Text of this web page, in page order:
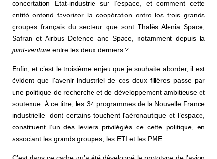
concertation État-industrie sur l’espace, et comment cette
entité entend favoriser la coopération entre les trois grands
groupes français du secteur que sont Thalès Alenia Space,
Safran et Airbus Defence and Space, notamment depuis la
joint-venture entre les deux derniers ?
Enfin, et c’est le troisième enjeu que je souhaite aborder, il est
évident que l’avenir industriel de ces deux filières passe par
une politique de recherche et de développement ambitieuse et
soutenue. À ce titre, les 34 programmes de la Nouvelle France
industrielle, dont certains touchent l’aéronautique et l’espace,
constituent l’un des leviers privilégiés de cette politique, en
associant les grands groupes, les ETI et les PME.
C’est dans ce cadre qu’a été développé le prototype de l’avion